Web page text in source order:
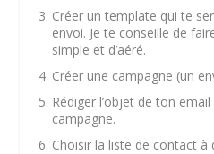
Créer un template qui te
envoi. Je te conseille de
simple et d’aéré.
Créer une campagne (un
Rédiger l’objet de ton email
campagne.
Choisir la liste de contact à